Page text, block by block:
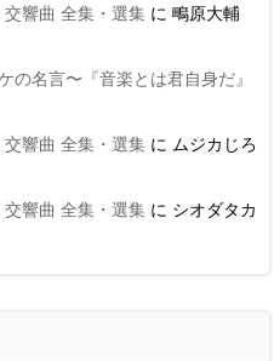
響曲 全集・選集 に 鴫原大輔
の名言〜『音楽とは君自身だ』
響曲 全集・選集 に ムジカじろ
響曲 全集・選集 に シオダタカ